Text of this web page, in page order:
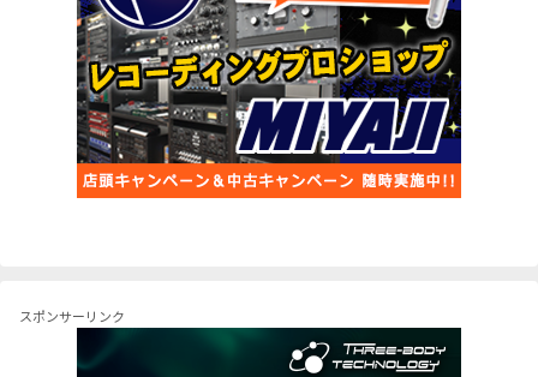
スポンサーリンク